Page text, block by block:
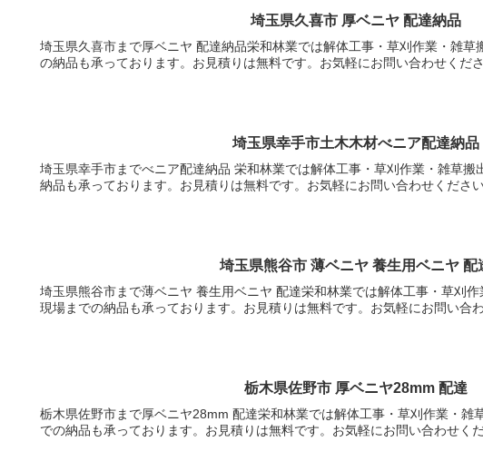
埼玉県久喜市 厚ベニヤ 配達納品
埼玉県久喜市まで厚ベニヤ 配達納品栄和林業では解体工事・草刈作業・雑草
の納品も承っております。お見積りは無料です。お気軽にお問い合わせくださ
埼玉県幸手市土木木材べニア配達納品
埼玉県幸手市までべニア配達納品 栄和林業では解体工事・草刈作業・雑草搬
納品も承っております。お見積りは無料です。お気軽にお問い合わせください
埼玉県熊谷市 薄ベニヤ 養生用ベニヤ 配
埼玉県熊谷市まで薄ベニヤ 養生用ベニヤ 配達栄和林業では解体工事・草刈作
現場までの納品も承っております。お見積りは無料です。お気軽にお問い合わ
栃木県佐野市 厚ベニヤ28mm 配達
栃木県佐野市まで厚ベニヤ28mm 配達栄和林業では解体工事・草刈作業・雑
での納品も承っております。お見積りは無料です。お気軽にお問い合わせくだ